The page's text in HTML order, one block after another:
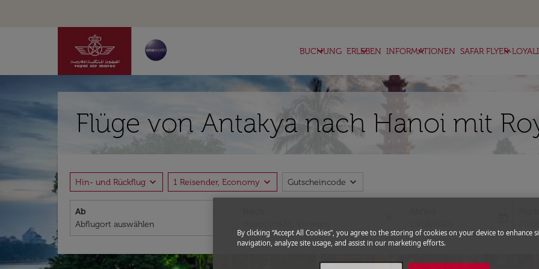
BUCHUNG
keyboard_arrow_down ERLEBEN
keyboard_arrow_down INFORMATIONEN
keyboard_arrow_down SAFAR FLYER-
keyboard_arrow_down
Flüge von Antakya nach Hanoi mit
Hin- und Rückflug expand_more 1 Reisender, Economy expand_more Gutscheincode expand_more
Ab
fc-
By clicking “Accept All Cookies”, you agree to the storing of cookies on your device to enhance
navigation, analyze site usage, and assist in our marketing efforts.